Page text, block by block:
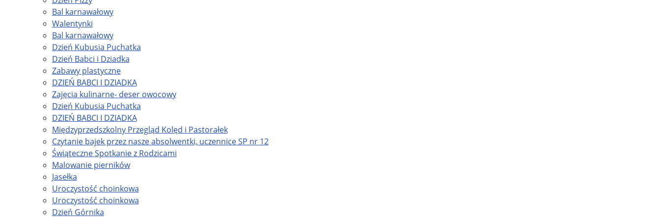
Bal karnawałowy
Walentynki
Bal karnawałowy
Dzień Kubusia Puchatka
Dzień Babci i Dziadka
Zabawy plastyczne
DZIEŃ BABCI I DZIADKA
Zajęcia kulinarne- deser owocowy
Dzień Kubusia Puchatka
DZIEŃ BABCI I DZIADKA
Międzyprzedszkolny Przegląd Kolęd i Pastorałek
Czytanie bajek przez nasze absolwentki, uczennice SP nr 12
Świąteczne Spotkanie z Rodzicami
Malowanie pierników
Jasełka
Uroczystość choinkowa
Uroczystość choinkowa
Dzień Górnika